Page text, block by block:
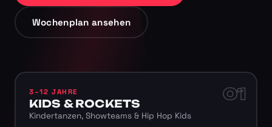
Wochenplan ansehen
01
3–12 JAHRE
KIDS & ROCKETS
Kindertanzen, Showteams & Hip Hop Kids